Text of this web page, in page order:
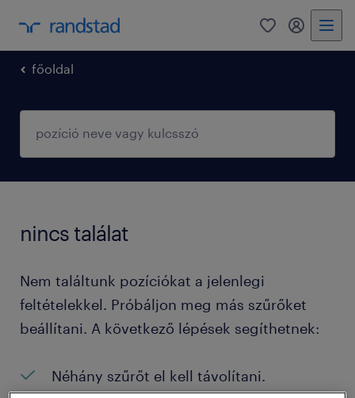
0 fiókom
főoldal
nincs találat
Nem találtunk pozíciókat a jelenlegi
feltételekkel. Próbáljon meg más szűrőket
beállítani. A következő lépések segíthetnek:
Néhány szűrőt el kell távolítani.